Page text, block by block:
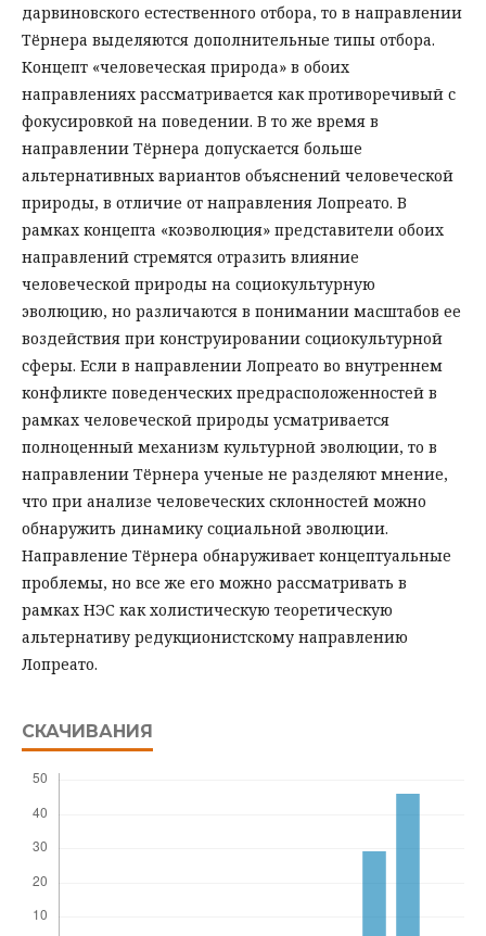
дарвиновского естественного отбора, то в направлении
Тёрнера выделяются дополнительные типы отбора.
Концепт «человеческая природа» в обоих
направлениях рассматривается как противоречивый с
фокусировкой на поведении. В то же время в
направлении Тёрнера допускается больше
альтернативных вариантов объяснений человеческой
природы, в отличие от направления Лопреато. В
рамках концепта «коэволюция» представители обоих
направлений стремятся отразить влияние
человеческой природы на социокультурную
эволюцию, но различаются в понимании масштабов ее
воздействия при конструировании социокультурной
сферы. Если в направлении Лопреато во внутреннем
конфликте поведенческих предрасположенностей в
рамках человеческой природы усматривается
полноценный механизм культурной эволюции, то в
направлении Тёрнера ученые не разделяют мнение,
что при анализе человеческих склонностей можно
обнаружить динамику социальной эволюции.
Направление Тёрнера обнаруживает концептуальные
проблемы, но все же его можно рассматривать в
рамках НЭС как холистическую теоретическую
альтернативу редукционистскому направлению
Лопреато.
СКАЧИВАНИЯ